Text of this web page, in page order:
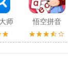
师 悟空拼音